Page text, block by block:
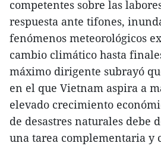
competentes sobre las
respuesta ante tifones,
fenómenos meteorológicos
cambio climático hasta
máximo dirigente subrayó
en el que Vietnam aspira a
elevado crecimiento
de desastres naturales debe
una tarea complementaria y